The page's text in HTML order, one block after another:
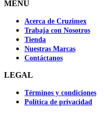
MENU
Acerca de Cruzimex
Trabaja con Nosotros
Tienda
Nuestras Marcas
Contáctanos
LEGAL
Términos y condiciones
Política de privacidad